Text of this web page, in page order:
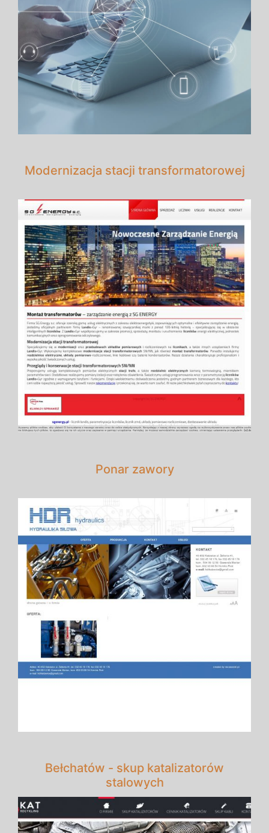
Modernizacja stacji transformatorowej
Ponar zawory
Bełchatów - skup katalizatorów
stalowych